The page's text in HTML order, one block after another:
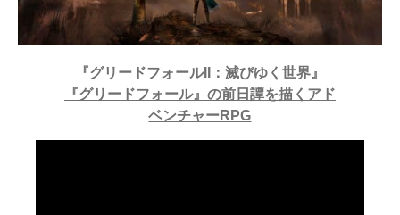
『グリードフォールII：滅びゆく世界』
『グリードフォール』の前日譚を描くアド
ベンチャーRPG